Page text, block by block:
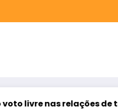
relações de trabalho